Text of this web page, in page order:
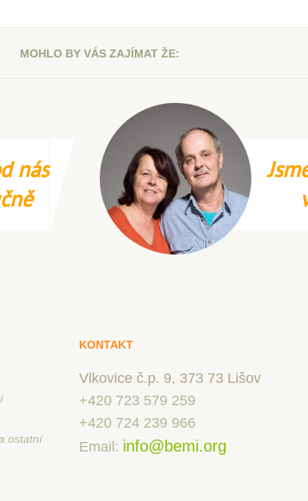
MOHLO BY VÁS ZAJÍMAT ŽE:
nás
ostatní
KONTAKT
Vlkovice č.p. 9, 373 73 Lišov
+420 723 579 259
+420 724 239 966
Email: info@bemi.org